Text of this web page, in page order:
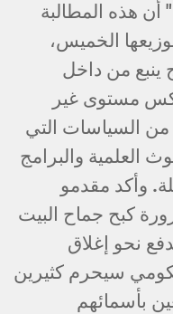
هذه المطالبة
الخميس،
من داخل
مستوى غير
السياسات التي
العلمية والبرامج
وأكد مقدمو
كبح جماح البيت
نحو إغلاق
سيحرم كثيرين
بأسمائهم